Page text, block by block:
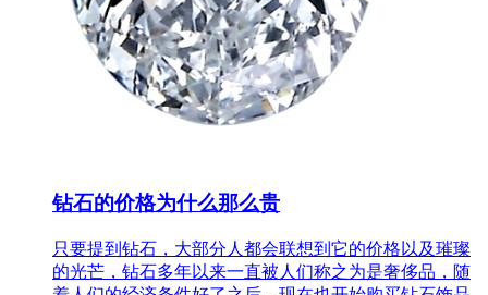
钻石的价格为什么那么贵
只要提到钻石，大部分人都会联想到它的价格以及璀璨
的光芒，钻石多年以来一直被人们称之为是奢侈品，随